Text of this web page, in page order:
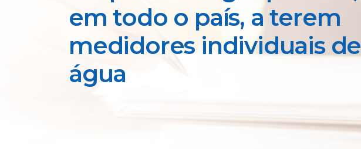
em todo o país, a terem
medidores individuais de
água